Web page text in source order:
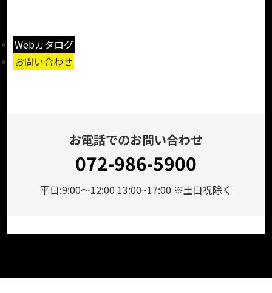
Webカタログ
お問い合わせ
お電話でのお問い合わせ
072-986-5900
平日:9:00～12:00 13:00~17:00 ※土日祝除く